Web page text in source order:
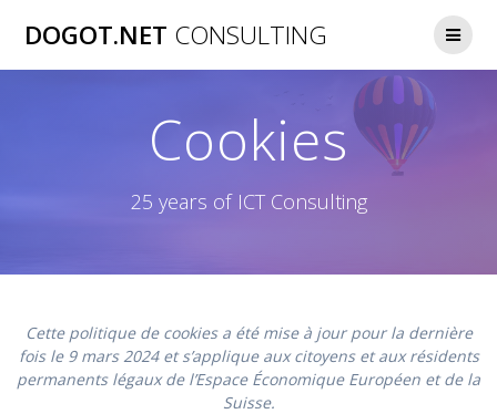
au
DOGOT.NET CONSULTING
Cookies
25 years of ICT Consulting
Cette politique de cookies a été mise à jour pour la dernière
fois le 9 mars 2024 et s’applique aux citoyens et aux résidents
permanents légaux de l’Espace Économique Européen et de la
Suisse.